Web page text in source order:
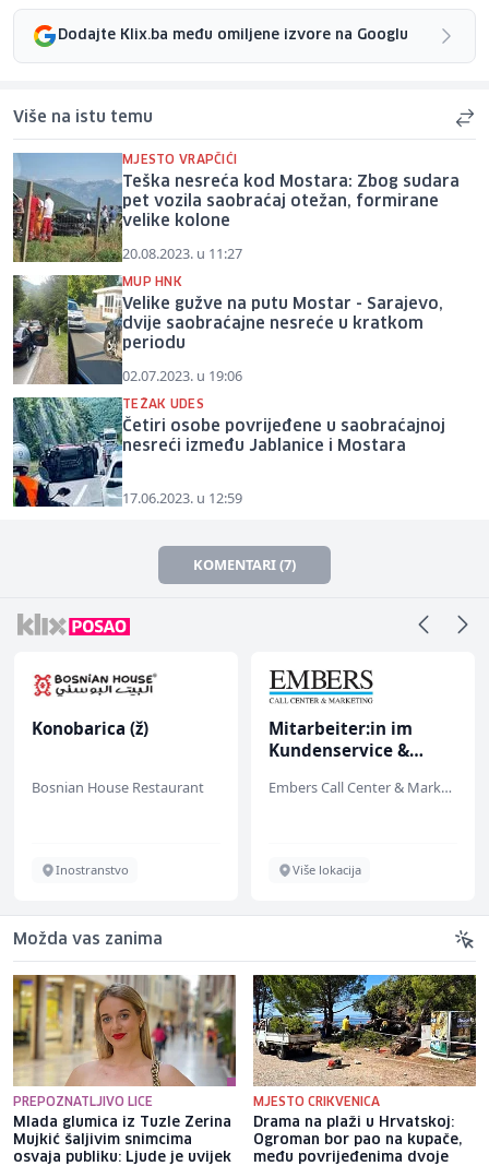
Dodajte Klix.ba među omiljene izvore na Googlu
Više na istu temu
MJESTO VRAPČIĆI
Teška nesreća kod Mostara: Zbog sudara
pet vozila saobraćaj otežan, formirane
velike kolone
20.08.2023. u 11:27
MUP HNK
Velike gužve na putu Mostar - Sarajevo,
dvije saobraćajne nesreće u kratkom
periodu
02.07.2023. u 19:06
TEŽAK UDES
Četiri osobe povrijeđene u saobraćajnoj
nesreći između Jablanice i Mostara
17.06.2023. u 12:59
KOMENTARI (7)
Konobarica (ž)
Bosnian House Restaurant
Inostranstvo
Mitarbeiter:in im
Kundenservice &
Embers Call Center & Marketing
Više lokacija
Možda vas zanima
PREPOZNATLJIVO LICE
Mlada glumica iz Tuzle Zerina
Mujkić šaljivim snimcima
osvaja publiku: Ljude je uvijek
MJESTO CRIKVENICA
Drama na plaži u Hrvatskoj:
Ogroman bor pao na kupače,
među povrijeđenima dvoje